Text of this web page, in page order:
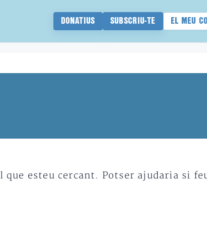
DONATIUS SUBSCRIU-TE EL MEU
esteu cercant. Potser ajudaria si